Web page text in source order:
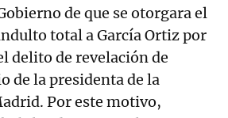
de que se otorgara el
total a García Ortiz por
delito de revelación de
de la presidenta de la
Por este motivo,